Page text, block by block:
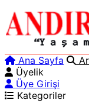
Ana Sayfa
Üyelik
Üye Girişi
Kategoriler